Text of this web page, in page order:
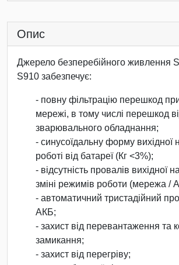
Опис
Джерело безперебійного живлення
S910 забезпечує:
- повну фільтрацію перешкод при
мережі, в тому числі перешкод
зварювального обладнання;
- синусоїдальну форму вихідної
роботі від батареї (Кг <3%);
- відсутність провалів вихідної
зміні режимів роботи (мережа /
- автоматичний тристадійний
АКБ;
- захист від перевантаження та
замикання;
- захист від перегріву;